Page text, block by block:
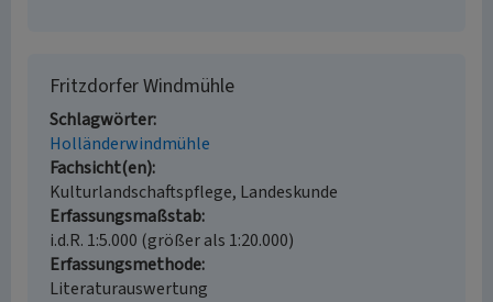
Fritzdorfer Windmühle
Schlagwörter
Holländerwindmühle
Fachsicht(en)
Kulturlandschaftspflege, Landeskunde
Erfassungsmaßstab
i.d.R. 1:5.000 (größer als 1:20.000)
Erfassungsmethode
Literaturauswertung